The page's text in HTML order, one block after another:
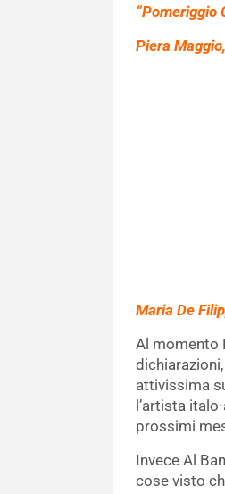
“Pomeriggio
Piera
Maria De
Al momento
attivissima
l’artista
prossimi
Invece Al
cose visto